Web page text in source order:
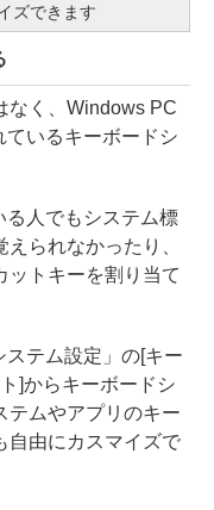
ズできます
く、Windows PC
ているキーボードシ
人でもシステム標
られなかったり、
ットキーを割り当て
テム設定」の[キー
]からキーボードシ
テムやアプリのキー
自由にカスマイズで